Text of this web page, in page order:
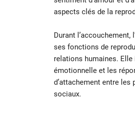
aspects clés de la
Durant
ses fonctions de
relations humaines.
émotionnelle et les
d’attachement entre
sociaux.